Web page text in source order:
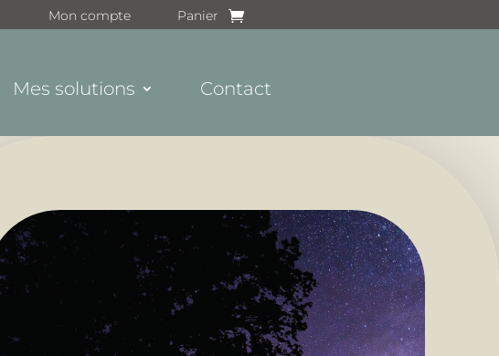
Mon compte Panier
Mes solutions Contact